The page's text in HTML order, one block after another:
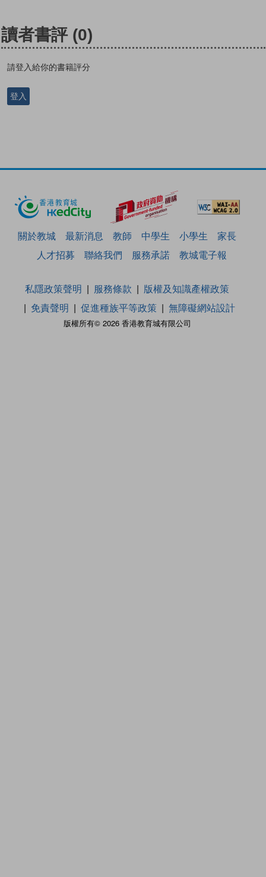
讀者書評 (0)
請登入給你的書籍評分
登入
關於教城 最新消息 教師 中學生 小學生
家長
人才招募
聯絡我們 服務承諾 教城電子報
版權所有© 2026 香港教育城有限公司
私隱政策聲明 服務條款
版權及知識產權政策
免責聲明
促進種族平等政策 無障礙網站設計